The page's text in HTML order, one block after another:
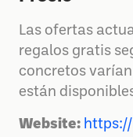
Las ofertas
regalos gratis
concretos
están
Website: